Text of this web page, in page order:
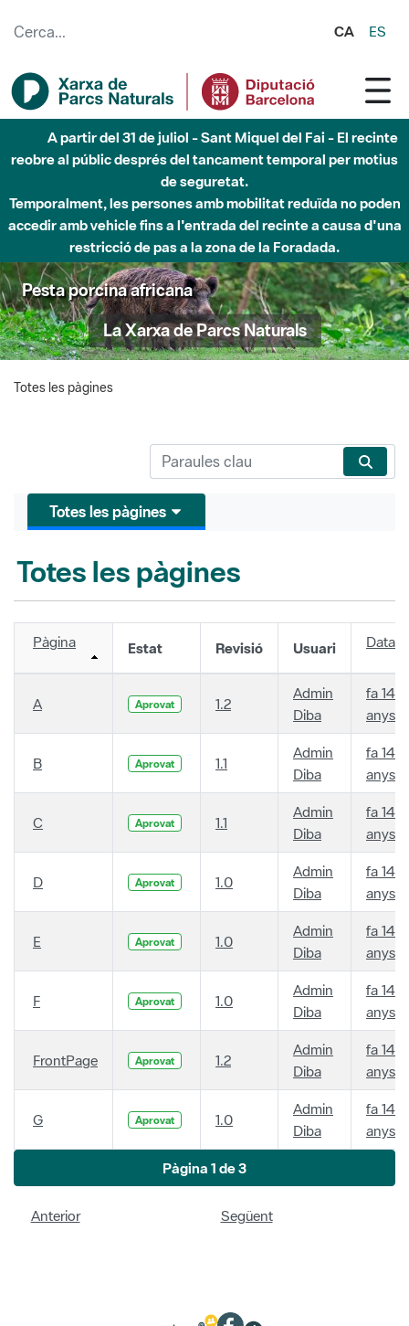
CA ES
A partir del 31 de juliol - Sant Miquel del Fai - El recinte
reobre al públic després del tancament temporal per motius
de seguretat.
Temporalment, les persones amb mobilitat reduïda no poden
accedir amb vehicle fins a l'entrada del recinte a causa d'una
restricció de pas a la zona de la Foradada.
Pesta porcina africana
La Xarxa de Parcs Naturals
Totes les pàgines
Totes les pàgines
Totes les pàgines
Pàgina Estat Revisió Usuari Data
A Aprovat 1.2
Admin
Diba
fa 14
anys
B Aprovat 1.1
Admin
Diba
fa 14
anys
C Aprovat 1.1
Admin
Diba
fa 14
anys
D Aprovat 1.0
Admin
Diba
fa 14
anys
E Aprovat 1.0
Admin
Diba
fa 14
anys
F Aprovat 1.0
Admin
Diba
fa 14
anys
FrontPage Aprovat 1.2
Admin
Diba
fa 14
anys
G Aprovat 1.0
Admin
Diba
fa 14
anys
Pàgina 1 de 3
Anterior Següent